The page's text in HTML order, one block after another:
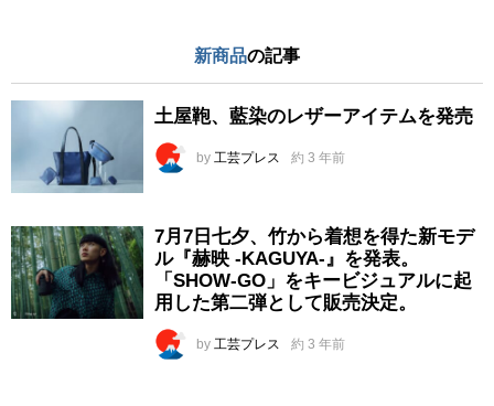
新商品の記事
土屋鞄、藍染のレザーアイテムを発売
by 工芸プレス 約 3 年前
7月7日七夕、竹から着想を得た新モデ
ル『赫映 -KAGUYA-』を発表。
「SHOW-GO」をキービジュアルに起
用した第二弾として販売決定。
by 工芸プレス 約 3 年前